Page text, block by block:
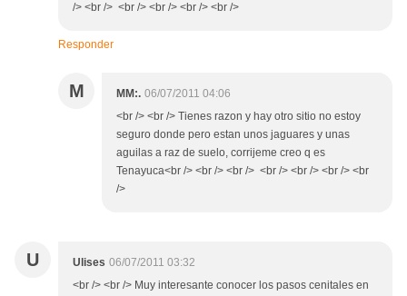
/> <br /> <br /> <br /> <br /> <br />
Responder
M MM:. 06/07/2011 04:06
<br /> <br /> Tienes razon y hay otro sitio no estoy
seguro donde pero estan unos jaguares y unas
aguilas a raz de suelo, corrijeme creo q es
Tenayuca<br /> <br /> <br /> <br /> <br /> <br /> <br
/>
U Ulises 06/07/2011 03:32
<br /> <br /> Muy interesante conocer los pasos cenitales en